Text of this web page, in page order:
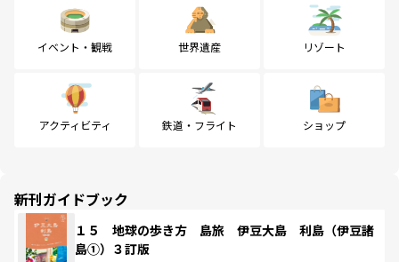
イベント・観戦 世界遺産 リゾート
アクティビティ 鉄道・フライト ショップ
新刊ガイドブック
１５ 地球の歩き方 島旅 伊豆大島 利島（伊豆諸
島①）３訂版